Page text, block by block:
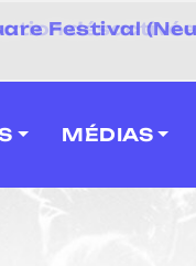
Festival
MÉDIAS